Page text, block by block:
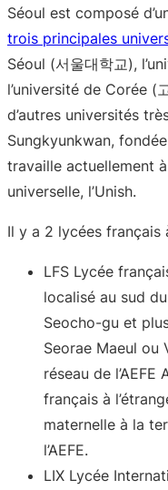
Séoul est composé
trois principales
Séoul (서울대학교),
l’université de Corée (
d’autres universités
Sungkyunkwan,
travaille actuellement
universelle, l’Unish.
Il y a 2 lycées français
LFS Lycée
localisé au sud
Seocho-gu et
Seorae Maeul ou
réseau de l’AEFE
français à
maternelle à la
l’AEFE.
LIX Lycée